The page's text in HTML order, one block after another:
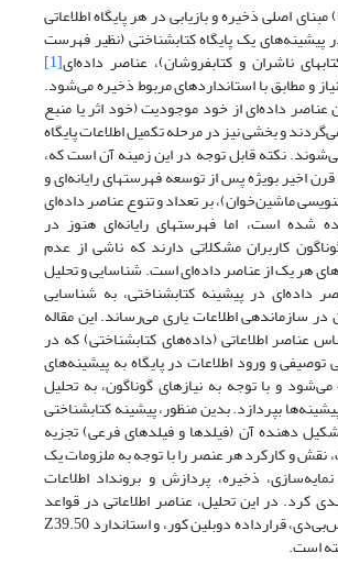
اصلی ذخیره و بازیابی در هر پایگاه اطلاعاتی
پیشینه‌های یک پایگاه کتابشناختی (نظیر فهرست
کتابهای ناشران و کتابفروشان)، عناصر داده‌ای[1]
و مطابق با استانداردهای مربوط ذخیره می‌شود.
داده‌ای از خود موجودیت (خود اثر یا منبع
و بخشی نیز در مرحله تکمیل اطلاعات پایگاه
نکته قابل توجه در این زمینه آن است که،
اخیر بویژه پس از توسعه فهرستهای رایانه‌ای و
ماشین‌خوان)، بر تعداد و تنوع عناصر داده‌ای
شده است، اما فهرستهای رایانه‌ای هنوز در
کاربران مشکلاتی دارند که ناشی از عدم
هر یک از عناصر داده‌ای است. شناسایی و تحلیل
داده‌ای در پیشینه کتابشناختی، به شناسایی
سازماندهی اطلاعات یاری می‌رساند. این مقاله
عناصر اطلاعاتی (داده‌های کتابشناختی) که در
و ورود اطلاعات در پایگاه به پیشینه‌های
می‌شود و با توجه به نیازهای گوناگون، به تحلیل
بپردازد. بدین منظور، پیشینه کتابشناختی
دهنده آن (فیلدها و فیلدهای فرعی) تجزیه
نقش و کارکرد هر عنصر را با توجه به ملزومات یک
نمایه‌سازی، ذخیره، پردازش و برونداد اطلاعات
کرد. در این تحلیل، عناصر اطلاعاتی در قواعد
انگلو ـ امریکن، آی‌اس‌بی‌دی، قرارداده دوبلین کور، و استاندارد Z39.50
است.